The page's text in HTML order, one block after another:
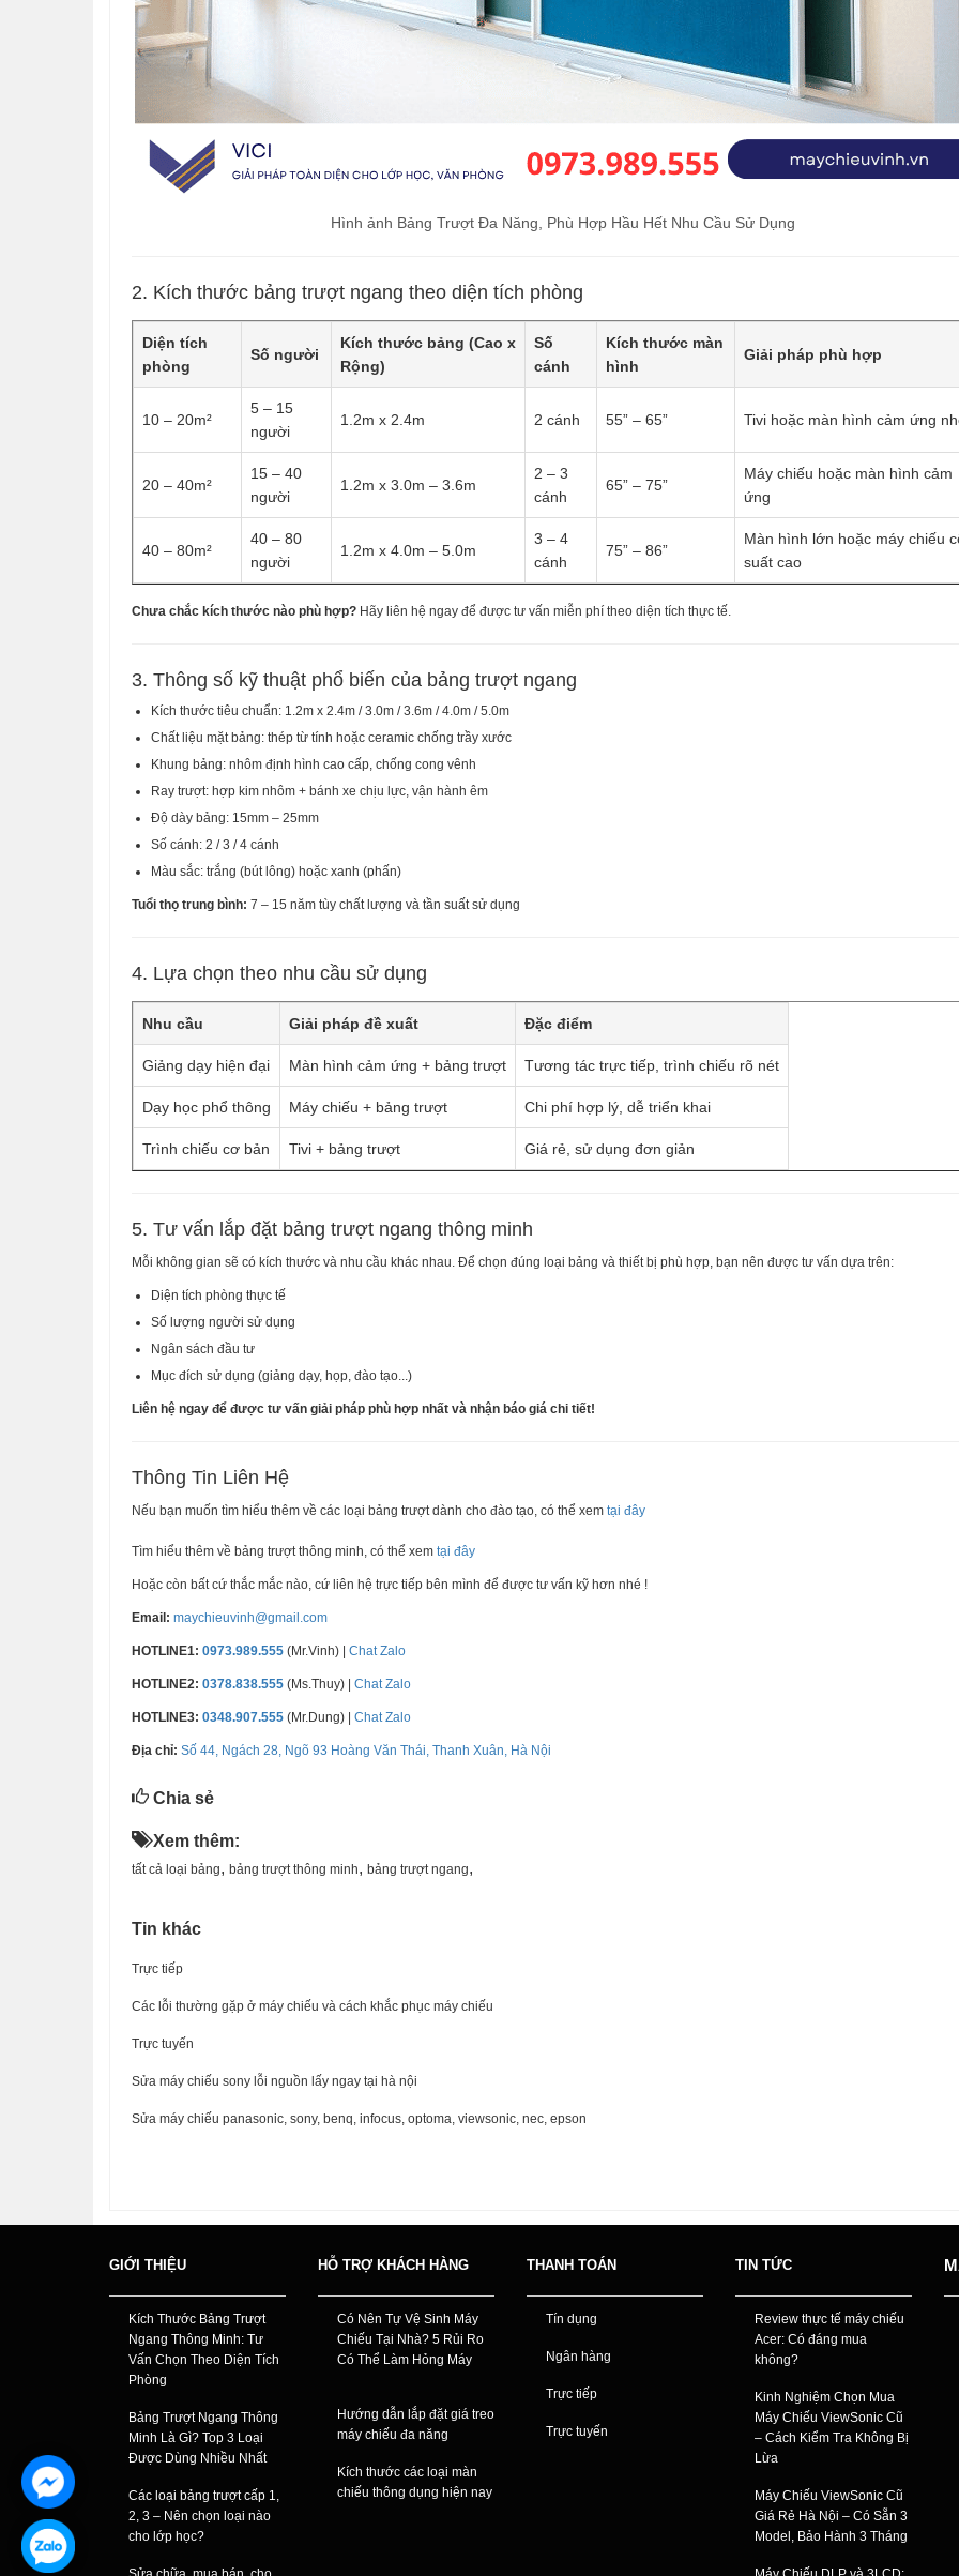
Hình ảnh Bảng Trượt Đa Năng, Phù Hợp Hầu Hết Nhu Cầu Sử Dụng
2. Kích thước bảng trượt ngang theo diện tích phòng
Diện tích
phòng
Số người
Kích thước bảng (Cao x
Rộng)
Số
cánh
Kích thước màn
hình
Giải pháp phù hợp
10 – 20m²
5 – 15
người
1.2m x 2.4m 2 cánh 55” – 65” Tivi hoặc màn hình cảm ứng
20 – 40m²
15 – 40
người
1.2m x 3.0m – 3.6m
2 – 3
cánh
65” – 75”
Máy chiếu hoặc màn hình cảm
ứng
40 – 80m²
40 – 80
người
1.2m x 4.0m – 5.0m
3 – 4
cánh
75” – 86”
Màn hình lớn hoặc máy chiếu
suất cao
Chưa chắc kích thước nào phù hợp? Hãy liên hệ ngay để được tư vấn miễn phí theo diện tích thực tế.
3. Thông số kỹ thuật phổ biến của bảng trượt ngang
Kích thước tiêu chuẩn: 1.2m x 2.4m / 3.0m / 3.6m / 4.0m / 5.0m
Chất liệu mặt bảng: thép từ tính hoặc ceramic chống trầy xước
Khung bảng: nhôm định hình cao cấp, chống cong vênh
Ray trượt: hợp kim nhôm + bánh xe chịu lực, vận hành êm
Độ dày bảng: 15mm – 25mm
Số cánh: 2 / 3 / 4 cánh
Màu sắc: trắng (bút lông) hoặc xanh (phấn)
Tuổi thọ trung bình: 7 – 15 năm tùy chất lượng và tần suất sử dụng
4. Lựa chọn theo nhu cầu sử dụng
Nhu cầu Giải pháp đề xuất Đặc điểm
Giảng dạy hiện đại Màn hình cảm ứng + bảng trượt Tương tác trực tiếp, trình chiếu rõ nét
Dạy học phổ thông Máy chiếu + bảng trượt Chi phí hợp lý, dễ triển khai
Trình chiếu cơ bản Tivi + bảng trượt Giá rẻ, sử dụng đơn giản
5. Tư vấn lắp đặt bảng trượt ngang thông minh
Mỗi không gian sẽ có kích thước và nhu cầu khác nhau. Để chọn đúng loại bảng và thiết bị phù hợp, bạn nên được tư vấn dựa trên:
Diện tích phòng thực tế
Số lượng người sử dụng
Ngân sách đầu tư
Mục đích sử dụng (giảng dạy, họp, đào tạo...)
Liên hệ ngay để được tư vấn giải pháp phù hợp nhất và nhận báo giá chi tiết!
Thông Tin Liên Hệ
Nếu bạn muốn tìm hiểu thêm về các loại bảng trượt dành cho đào tạo, có thể xem tại đây
Tìm hiểu thêm về bảng trượt thông minh, có thể xem tại đây
Hoặc còn bất cứ thắc mắc nào, cứ liên hệ trực tiếp bên mình để được tư vấn kỹ hơn nhé !
Email: maychieuvinh@gmail.com
HOTLINE1: 0973.989.555 (Mr.Vinh) | Chat Zalo
HOTLINE2: 0378.838.555 (Ms.Thuy) | Chat Zalo
HOTLINE3: 0348.907.555 (Mr.Dung) | Chat Zalo
Địa chỉ: Số 44, Ngách 28, Ngõ 93 Hoàng Văn Thái, Thanh Xuân, Hà Nội
Chia sẻ
Xem thêm:
tất cả loại bảng, bảng trượt thông minh, bảng trượt ngang,
Tin khác
Trực tiếp
Các lỗi thường gặp ở máy chiếu và cách khắc phục máy chiếu
Trực tuyến
Sửa máy chiếu sony lỗi nguồn lấy ngay tại hà nội
Sửa máy chiếu panasonic, sony, benq, infocus, optoma, viewsonic, nec, epson
GIỚI THIỆU
Kích Thước Bảng Trượt
Ngang Thông Minh: Tư
Vấn Chọn Theo Diện Tích
Phòng
Bảng Trượt Ngang Thông
Minh Là Gì? Top 3 Loại
Được Dùng Nhiều Nhất
Các loại bảng trượt cấp 1,
2, 3 – Nên chọn loại nào
cho lớp học?
HỖ TRỢ KHÁCH HÀNG
Có Nên Tự Vệ Sinh Máy
Chiếu Tại Nhà? 5 Rủi Ro
Có Thể Làm Hỏng Máy
Hướng dẫn lắp đặt giá treo
máy chiếu đa năng
Kích thước các loại màn
chiếu thông dụng hiện nay
THANH TOÁN
Tín dụng
Ngân hàng
Trực tiếp
Trực tuyến
TIN TỨC
Review thực tế máy chiếu
Acer: Có đáng mua
không?
Kinh Nghiệm Chọn Mua
Máy Chiếu ViewSonic Cũ
– Cách Kiểm Tra Không Bị
Lừa
Máy Chiếu ViewSonic Cũ
Giá Rẻ Hà Nội – Có Sẵn 3
Model, Bảo Hành 3 Tháng